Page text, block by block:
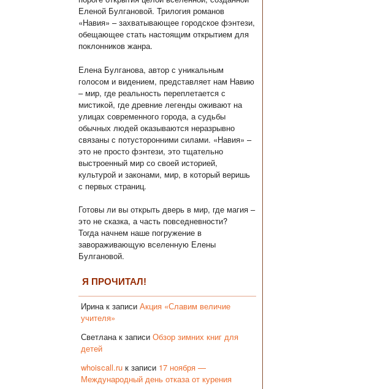
Еленой Булгановой. Трилогия романов
«Навия» – захватывающее городское фэнтези,
обещающее стать настоящим открытием для
поклонников жанра.
Елена Булганова, автор с уникальным
голосом и видением, представляет нам Навию
– мир, где реальность переплетается с
мистикой, где древние легенды оживают на
улицах современного города, а судьбы
обычных людей оказываются неразрывно
связаны с потусторонними силами. «Навия» –
это не просто фэнтези, это тщательно
выстроенный мир со своей историей,
культурой и законами, мир, в который веришь
с первых страниц.
Готовы ли вы открыть дверь в мир, где магия –
это не сказка, а часть повседневности?
Тогда начнем наше погружение в
завораживающую вселенную Елены
Булгановой.
Я ПРОЧИТАЛ!
Ирина к записи Акция «Славим величие
учителя»
Светлана к записи Обзор зимних книг для
детей
whoiscall.ru к записи 17 ноября —
Международный день отказа от курения